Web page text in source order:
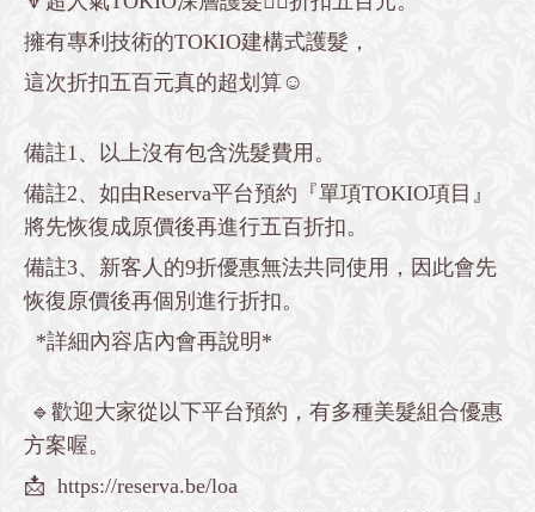
擁有專利技術的TOKIO建構式護髮，
這次折扣五百元真的超划算☺️
備註1、以上沒有包含洗髮費用。
備註2、如由Reserva平台預約『單項TOKIO項目』
將先恢復成原價後再進行五百折扣。
備註3、新客人的9折優惠無法共同使用，因此會先
恢復原價後再個別進行折扣。
*詳細內容店內會再說明*
🔹歡迎大家從以下平台預約，有多種美髮組合優惠
方案喔。
📩 https://reserva.be/loa